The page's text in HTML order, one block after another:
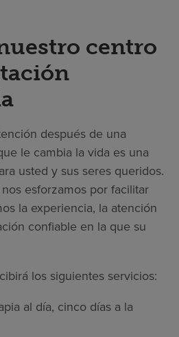
centro
después de una
le cambia la vida es una
usted y sus seres queridos.
esforzamos por facilitar
la experiencia, la atención
confiable en la que su
los siguientes servicios:
al día, cinco días a la